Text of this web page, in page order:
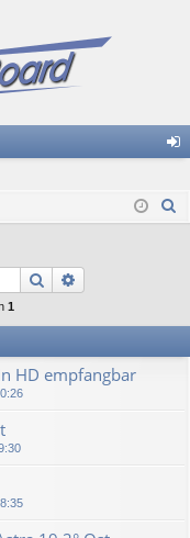
m
Suche
1
HD empfangbar